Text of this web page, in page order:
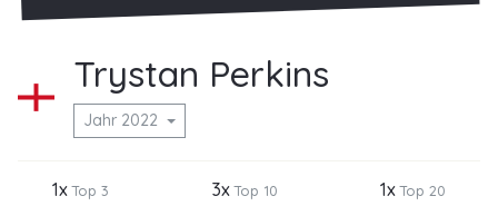
Trystan Perkins
Jahr 2022
1xTop 3 3xTop 10 1xTop 20